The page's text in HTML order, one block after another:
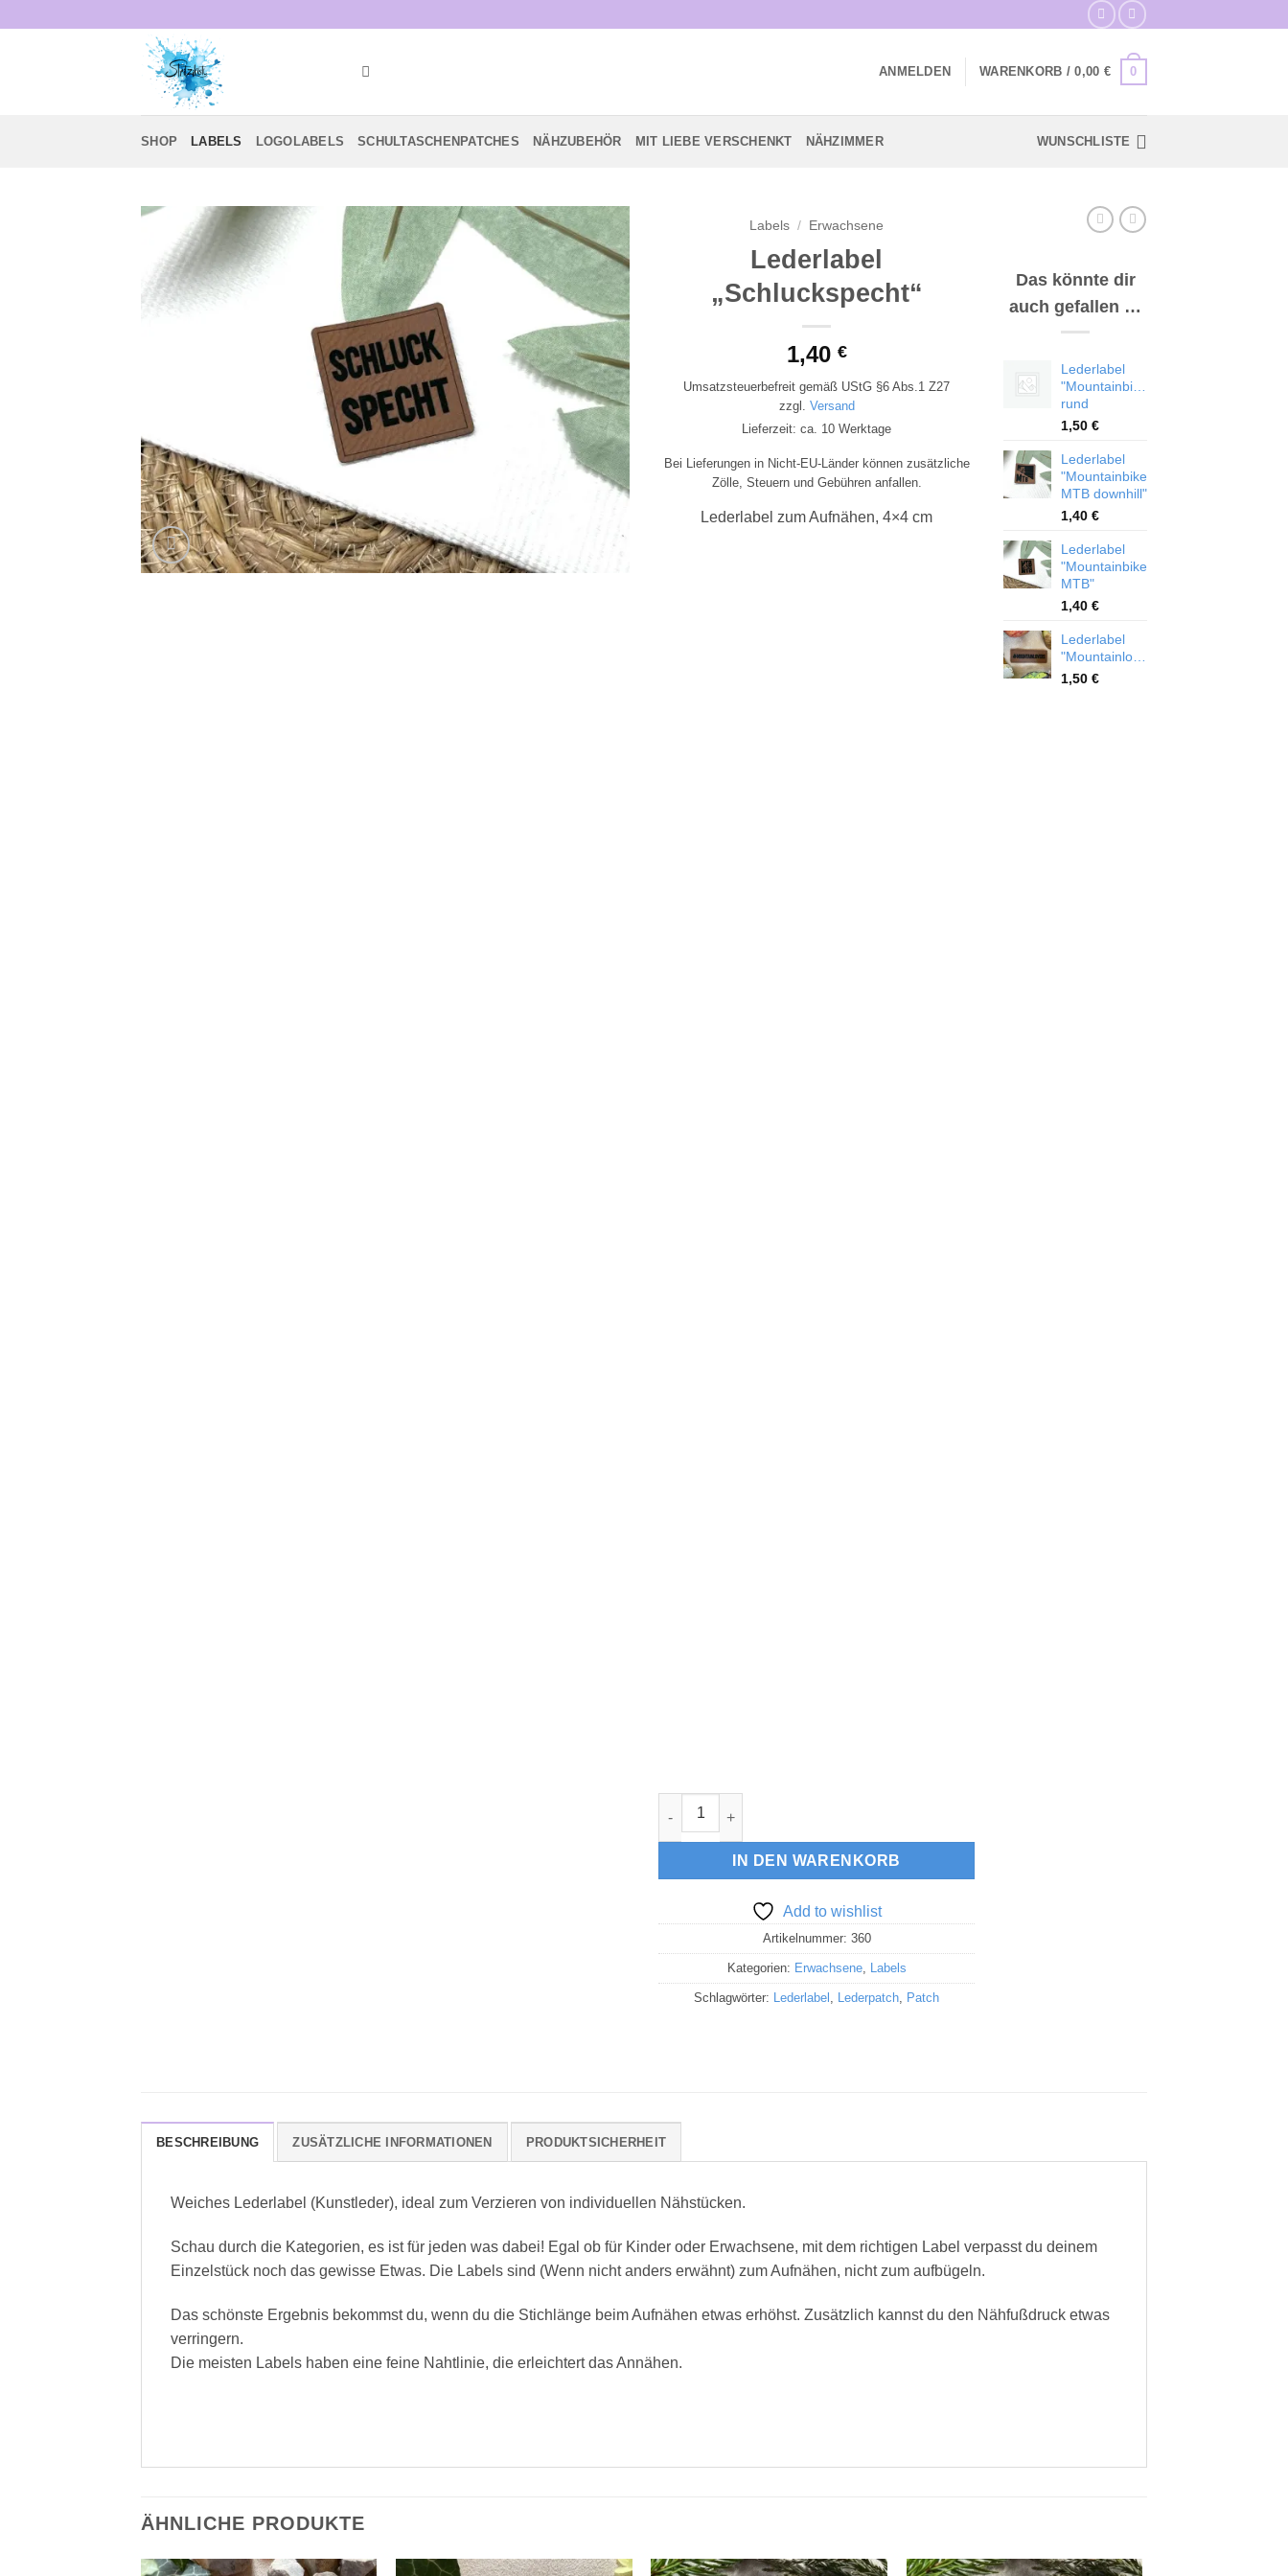
ANMELDEN WARENKORB /0,00 € 0
SHOP LABELS LOGOLABELS SCHULTASCHENPATCHES NÄHZUBEHÖR MIT LIEBE VERSCHENKT NÄHZIMMER WUNSCHLISTE
Add to
wishlist
Labels / Erwachsene
Lederlabel
„Schluckspecht“
1,40 €
Umsatzsteuerbefreit gemäß UStG §6 Abs.1 Z27
zzgl. Versand
Lieferzeit: ca. 10 Werktage
Bei Lieferungen in Nicht-EU-Länder können zusätzliche
Zölle, Steuern und Gebühren anfallen.
Lederlabel zum Aufnähen, 4×4 cm
Lederlabel "Schluckspecht" Menge
IN DEN WARENKORB
Add to wishlist
Artikelnummer: 360
Kategorien: Erwachsene, Labels
Schlagwörter: Lederlabel , Lederpatch, Patch
Das könnte dir
auch gefallen …
Lederlabel
"Mountainbike"
rund
1,50 €
Lederlabel
"Mountainbike
MTB downhill"
1,40 €
Lederlabel
"Mountainbike
MTB"
1,40 €
Lederlabel
"Mountainlovers"
1,50 €
BESCHREIBUNG ZUSÄTZLICHE INFORMATIONEN PRODUKTSICHERHEIT
Weiches Lederlabel (Kunstleder), ideal zum Verzieren von individuellen Nähstücken.
Schau durch die Kategorien, es ist für jeden was dabei! Egal ob für Kinder oder Erwachsene, mit dem richtigen Label verpasst du deinem
Einzelstück noch das gewisse Etwas. Die Labels sind (Wenn nicht anders erwähnt) zum Aufnähen, nicht zum aufbügeln.
Das schönste Ergebnis bekommst du, wenn du die Stichlänge beim Aufnähen etwas erhöhst. Zusätzlich kannst du den Nähfußdruck etwas
verringern.
Die meisten Labels haben eine feine Nahtlinie, die erleichtert das Annähen.
ÄHNLICHE PRODUKTE